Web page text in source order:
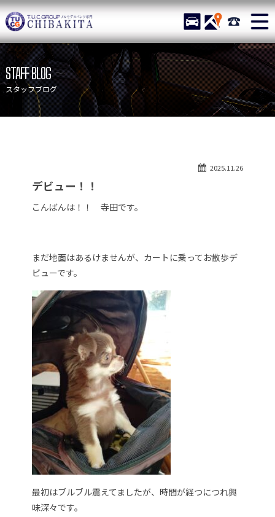
TUCグループ メルセデスベ
STOCK ACCESS 043-
ニュース
在庫リスト
目玉車両一覧
店舗紹介
保証＆サービス
アクセスマップ
自動車保険
STAFF BLOG
スタッフブログ
2025.11.26
デビュー！！
こんばんは！！ 寺田です。
まだ地面はあるけませんが、カートに乗ってお散歩デ
ビューです。
最初はブルブル震えてましたが、時間が経つにつれ興
味深々です。